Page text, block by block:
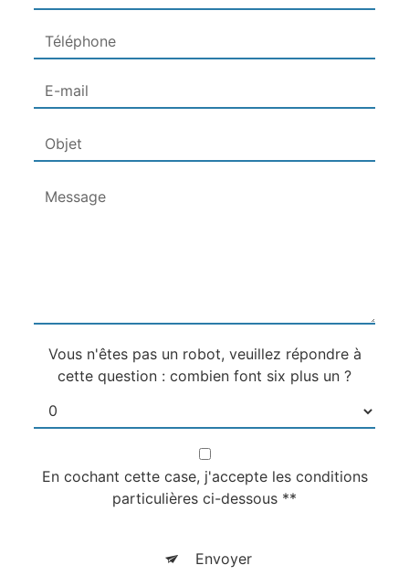
Vous n'êtes pas un robot, veuillez répondre à
cette question : combien font six plus un ?
En cochant cette case, j'accepte les conditions
particulières ci-dessous **
Envoyer